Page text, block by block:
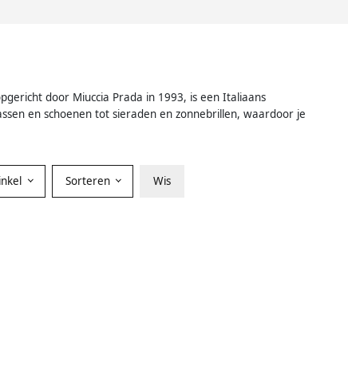
door Miuccia Prada in 1993, is een Italiaans
en schoenen tot sieraden en zonnebrillen, waardoor je
Sorteren Wis